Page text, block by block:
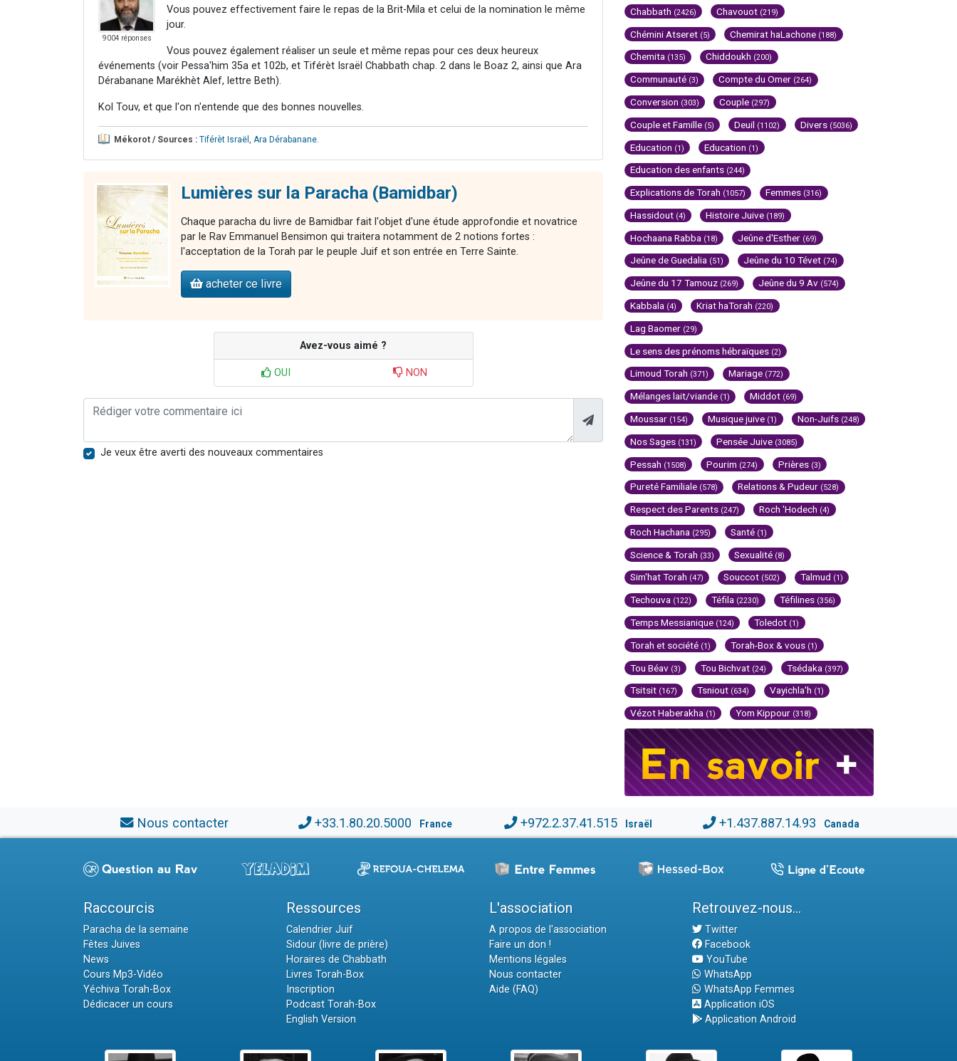
9004 réponses
Vous pouvez effectivement faire le repas de la Brit-Mila et celui de la nomination le même
jour.
Vous pouvez également réaliser un seule et même repas pour ces deux heureux
événements (voir Pessa'him 35a et 102b, et Tiférèt Israël Chabbath chap. 2 dans le Boaz 2, ainsi que Ara
Dérabanane Marékhèt Alef, lettre Beth).
Kol Touv, et que l'on n'entende que des bonnes nouvelles.
Mékorot / Sources : Tiférèt Israël Ara Dérabanane
Lumières sur la Paracha (Bamidbar)
Chaque paracha du livre de Bamidbar fait l'objet d'une étude approfondie et novatrice
par le Rav Emmanuel Bensimon qui traitera notamment de 2 notions fortes :
l'acceptation de la Torah par le peuple Juif et son entrée en Terre Sainte.
acheter ce livre
Avez-vous aimé ?
OUI NON
Je veux être averti des nouveaux commentaires
Chabbath (2426) Chavouot (219)
Chémini Atseret (5) Chemirat haLachone (188)
Chemita (135) Chiddoukh (200)
Communauté (3) Compte du Omer (264)
Conversion (303) Couple (297)
Couple et Famille (5) Deuil (1102) Divers (5036)
Education (1) Education (1)
Education des enfants (244)
Explications de Torah (1057) Femmes (316)
Hassidout (4) Histoire Juive (189)
Hochaana Rabba (18) Jeûne d'Esther (69)
Jeûne de Guedalia (51) Jeûne du 10 Tévet (74)
Jeûne du 17 Tamouz (269) Jeûne du 9 Av (574)
Kabbala (4) Kriat haTorah (220)
Lag Baomer (29)
Le sens des prénoms hébraïques (2)
Limoud Torah (371) Mariage (772)
Mélanges lait/viande (1) Middot (69)
Moussar (154) Musique juive (1) Non-Juifs (248)
Nos Sages (131) Pensée Juive (3085)
Pessah (1508) Pourim (274) Prières (3)
Pureté Familiale (578) Relations & Pudeur (528)
Respect des Parents (247) Roch 'Hodech (4)
Roch Hachana (295) Santé (1)
Science & Torah (33) Sexualité (8)
Sim'hat Torah (47) Souccot (502) Talmud (1)
Techouva (122) Téfila (2230) Téfilines (356)
Temps Messianique (124) Toledot (1)
Torah et société (1) Torah-Box & vous (1)
Tou Béav (3) Tou Bichvat (24) Tsédaka (397)
Tsitsit (167) Tsniout (634) Vayichla'h (1)
Vézot Haberakha (1) Yom Kippour (318)
Nous contacter +33.1.80.20.5000 France +972.2.37.41.515 Israël +1.437.887.14.93 Canada
Raccourcis
Paracha de la semaine
Fêtes Juives
News
Cours Mp3-Vidéo
Yéchiva Torah-Box
Dédicacer un cours
Ressources
Calendrier Juif
Sidour (livre de prière)
Horaires de Chabbath
Livres Torah-Box
Inscription
Podcast Torah-Box
English Version
L'association
A propos de l'association
Faire un don !
Mentions légales
Nous contacter
Aide (FAQ)
Retrouvez-nous...
Twitter
Facebook
YouTube
WhatsApp
WhatsApp Femmes
Application iOS
Application Android